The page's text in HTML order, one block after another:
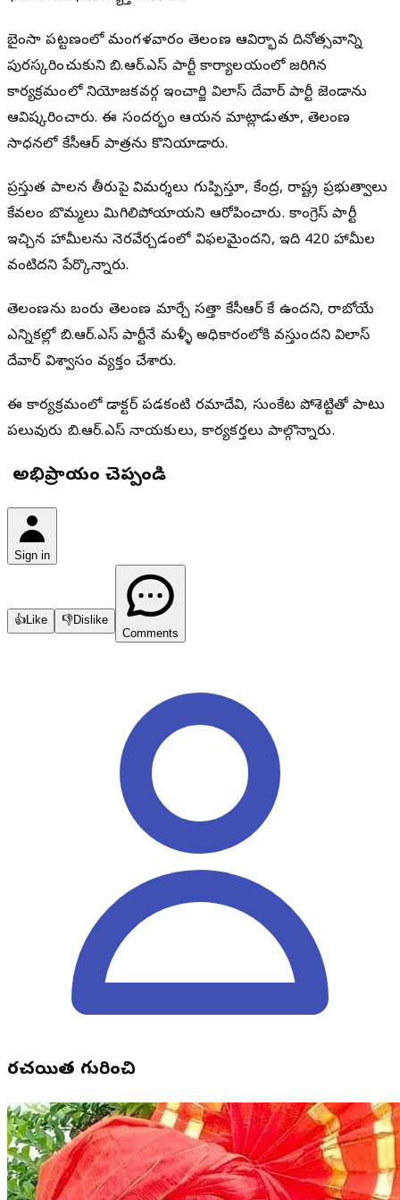
బైంసా పట్టణంలో మంగళవారం తెలంగాణ ఆవిర్భావ దినోత్సవాన్ని
పురస్కరించుకుని బి.ఆర్.ఎస్ పార్టీ కార్యాలయంలో జరిగిన
కార్యక్రమంలో నియోజకవర్గ ఇంచార్జి విలాస్ గాదేవార్ పార్టీ జెండాను
ఆవిష్కరించారు. ఈ సందర్భంగా ఆయన మాట్లాడుతూ, తెలంగాణ
సాధనలో కేసీఆర్ పాత్రను కొనియాడారు.
ప్రస్తుత పాలన తీరుపై విమర్శలు గుప్పిస్తూ, కేంద్ర, రాష్ట్ర ప్రభుత్వాలు
కేవలం బొమ్మలుగా మిగిలిపోయాయని ఆరోపించారు. కాంగ్రెస్ పార్టీ
ఇచ్చిన హామీలను నెరవేర్చడంలో విఫలమైందని, ఇది 420 హామీల
వంటిదని పేర్కొన్నారు.
తెలంగాణను బంగారు తెలంగాణగా మార్చే సత్తా కేసీఆర్ కే ఉందని, రాబోయే
ఎన్నికల్లో బి.ఆర్.ఎస్ పార్టీనే మళ్ళీ అధికారంలోకి వస్తుందని విలాస్
గాదేవార్ విశ్వాసం వ్యక్తం చేశారు.
ఈ కార్యక్రమంలో డాక్టర్ పడకంటి రమాదేవి, సుంకేట పోశెట్టితో పాటు
పలువురు బి.ఆర్.ఎస్ నాయకులు, కార్యకర్తలు పాల్గొన్నారు.
మీ అభిప్రాయం చెప్పండి
Sign in
👍Like 👎Dislike
Comments
రచయిత గురించి